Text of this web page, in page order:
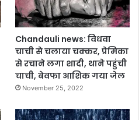
Chandauli news: विधवा
चाची से चलाया चक्कर, प्रेमिका
से रचाने लगा शादी, थाने पहुंची
चाची, बेवफा आशिक गया जेल
November 25, 2022